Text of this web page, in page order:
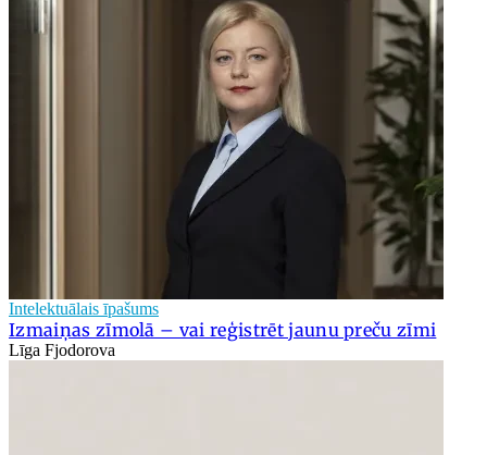
Intelektuālais īpašums
Izmaiņas zīmolā – vai reģistrēt jaunu preču zīmi
Līga Fjodorova